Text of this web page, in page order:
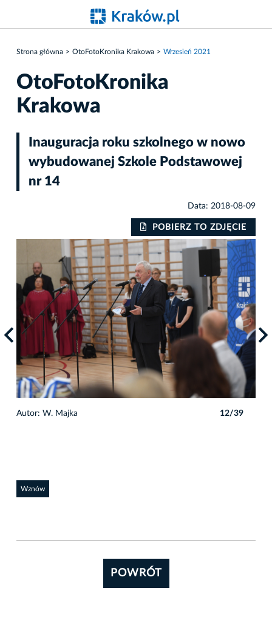
Strona główna OtoFotoKronika Krakowa Wrzesień 2021
OtoFotoKronika
Krakowa
Inauguracja roku szkolnego w nowo
wybudowanej Szkole Podstawowej
nr 14
Data: 2018-08-09
POBIERZ TO ZDJĘCIE
Autor: W. Majka 12/39
Wznów
POWRÓT